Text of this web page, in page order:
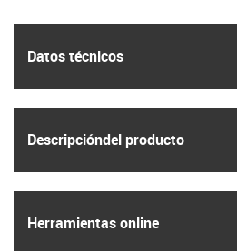
Datos técnicos
Descripción­del producto
Herramientas online